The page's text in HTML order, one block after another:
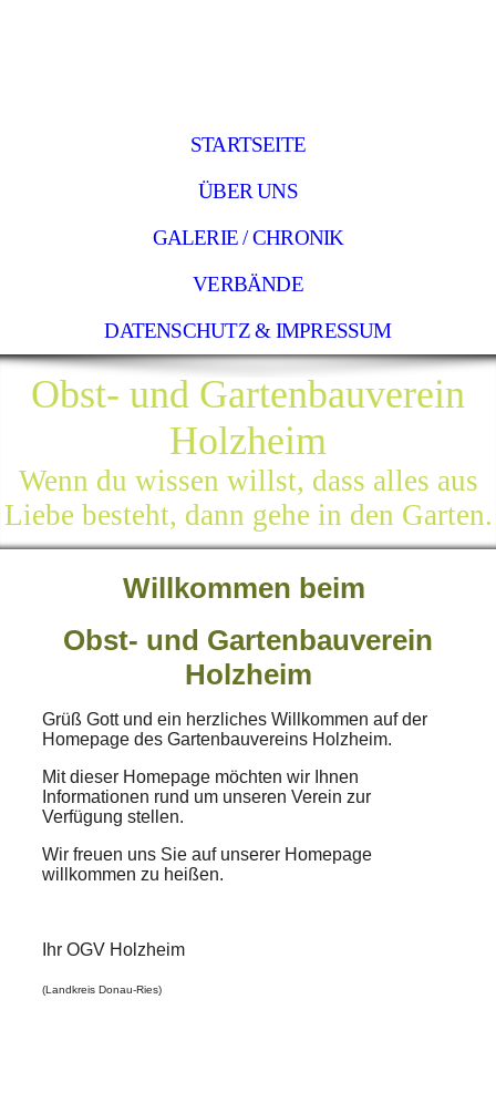
STARTSEITE
ÜBER UNS
GALERIE / CHRONIK
VERBÄNDE
DATENSCHUTZ & IMPRESSUM
Obst- und Gartenbauverein
Holzheim
Wenn du wissen willst, dass alles aus
Liebe besteht, dann gehe in den Garten.
Willkommen beim
Obst- und Gartenbauverein
Holzheim
Grüß Gott und ein herzliches Willkommen auf der
Homepage des Gartenbauvereins Holzheim.
Mit dieser Homepage möchten wir Ihnen
Informationen rund um unseren Verein zur
Verfügung stellen.
Wir freuen uns Sie auf unserer Homepage
willkommen zu heißen.
Ihr OGV Holzheim
(Landkreis Donau-Ries)